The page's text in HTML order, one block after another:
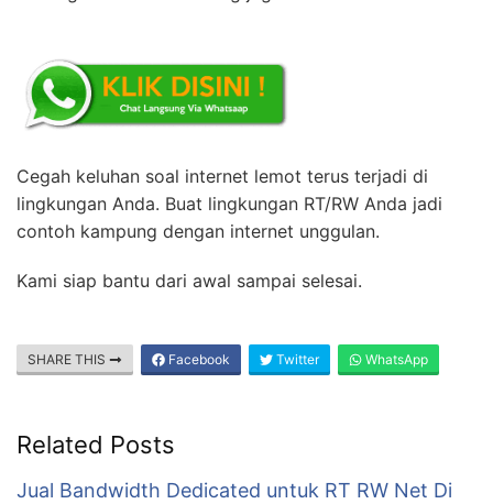
Cegah keluhan soal internet lemot terus terjadi di
lingkungan Anda. Buat lingkungan RT/RW Anda jadi
contoh kampung dengan internet unggulan.
Kami siap bantu dari awal sampai selesai.
SHARE THIS Facebook Twitter WhatsApp
Related Posts
Jual Bandwidth Dedicated untuk RT RW Net Di